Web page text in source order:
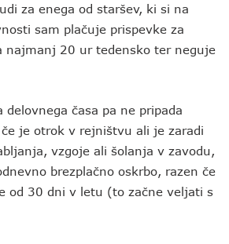
za enega od staršev, ki si na
sam plačuje prispevke za
najmanj 20 ur tedensko ter neguje
delovnega časa pa ne pripada
je otrok v rejništvu ali je zaradi
vzgoje ali šolanja v zavodu,
brezplačno oskrbo, razen če
od 30 dni v letu (to začne veljati s